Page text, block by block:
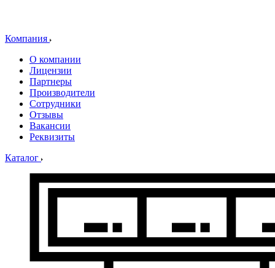
Компания
О компании
Лицензии
Партнеры
Производители
Сотрудники
Отзывы
Вакансии
Реквизиты
Каталог